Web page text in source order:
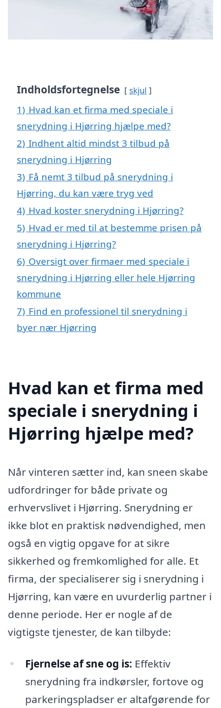
Indholdsfortegnelse skjul
1) Hvad kan et firma med speciale i
snerydning i Hjørring hjælpe med?
2) Indhent altid mindst 3 tilbud på
snerydning i Hjørring
3) Få nemt 3 tilbud på snerydning i
Hjørring, du kan være tryg ved
4) Hvad koster snerydning i Hjørring?
5) Hvad er med til at bestemme prisen på
snerydning i Hjørring?
6) Oversigt over firmaer med speciale i
snerydning i Hjørring eller hele Hjørring
kommune
7) Find en professionel til snerydning i
byer nær Hjørring
Hvad kan et firma med
speciale i snerydning i
Hjørring hjælpe med?
Når vinteren sætter ind, kan sneen skabe
udfordringer for både private og
erhvervslivet i Hjørring. Snerydning er
ikke blot en praktisk nødvendighed, men
også en vigtig opgave for at sikre
sikkerhed og fremkomlighed for alle. Et
firma, der specialiserer sig i snerydning i
Hjørring, kan være en uvurderlig partner i
denne periode. Her er nogle af de
vigtigste tjenester, de kan tilbyde:
Fjernelse af sne og is: Effektiv
snerydning fra indkørsler, fortove og
parkeringspladser er altafgørende for